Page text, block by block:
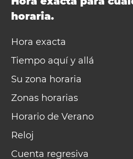
horaria.
Hora exacta
Tiempo aquí y allá
Su zona horaria
Zonas horarias
Horario de Verano
Reloj
Cuenta regresiva